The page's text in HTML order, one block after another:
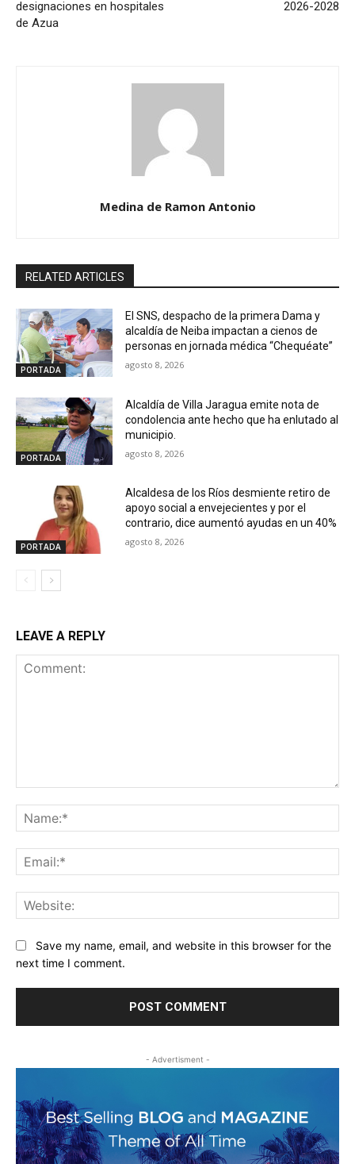
designaciones en hospitales
de Azua
2026-2028
Medina de Ramon Antonio
RELATED ARTICLES
PORTADA
El SNS, despacho de la primera Dama y
alcaldía de Neiba impactan a cienos de
personas en jornada médica “Chequéate”
agosto 8, 2026
PORTADA
Alcaldía de Villa Jaragua emite nota de
condolencia ante hecho que ha enlutado al
municipio.
agosto 8, 2026
PORTADA
Alcaldesa de los Ríos desmiente retiro de
apoyo social a envejecientes y por el
contrario, dice aumentó ayudas en un 40%
agosto 8, 2026
LEAVE A REPLY
Save my name, email, and website in this browser for the
next time I comment.
- Advertisment -